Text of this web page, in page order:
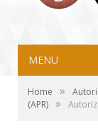
MENU
Home »
(APR) »